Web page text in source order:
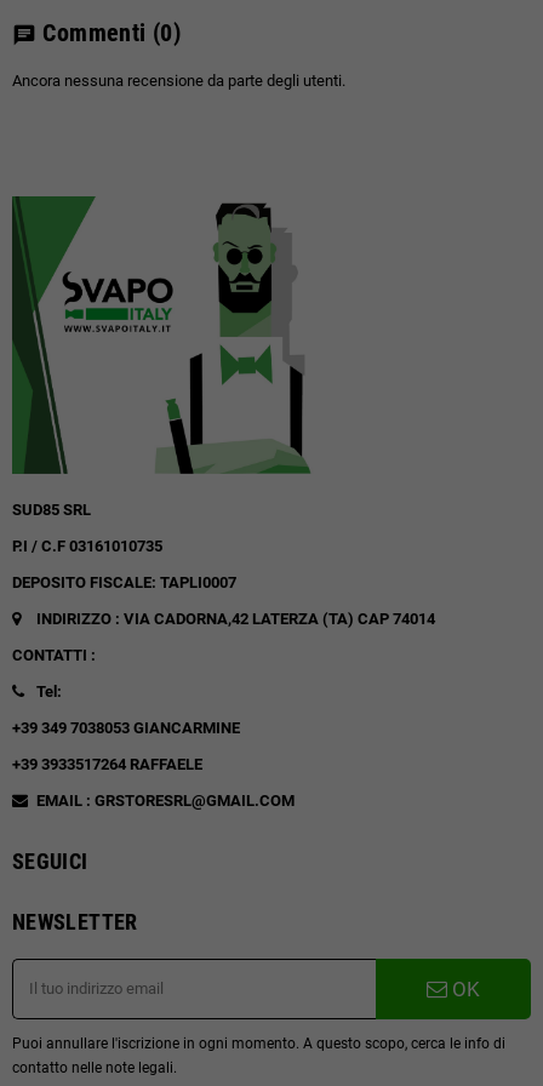
chat Commenti (0)
Ancora nessuna recensione da parte degli utenti.
SUD85 SRL
P.I / C.F 03161010735
DEPOSITO FISCALE: TAPLI0007
INDIRIZZO : VIA CADORNA,42 LATERZA (TA) CAP 74014
CONTATTI :
Tel:
+39 349 7038053 GIANCARMINE
+39 3933517264 RAFFAELE
EMAIL : GRSTORESRL@GMAIL.COM
SEGUICI
NEWSLETTER
OK
Puoi annullare l'iscrizione in ogni momento. A questo scopo, cerca le info di
contatto nelle note legali.